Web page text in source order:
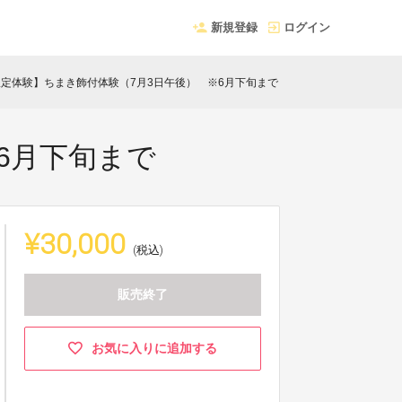
新規登録 ログイン
体験】ちまき飾付体験（7月3日午後） ※6月下旬まで
下旬まで
¥30,000 (税込)
販売終了
お気に入りに追加する